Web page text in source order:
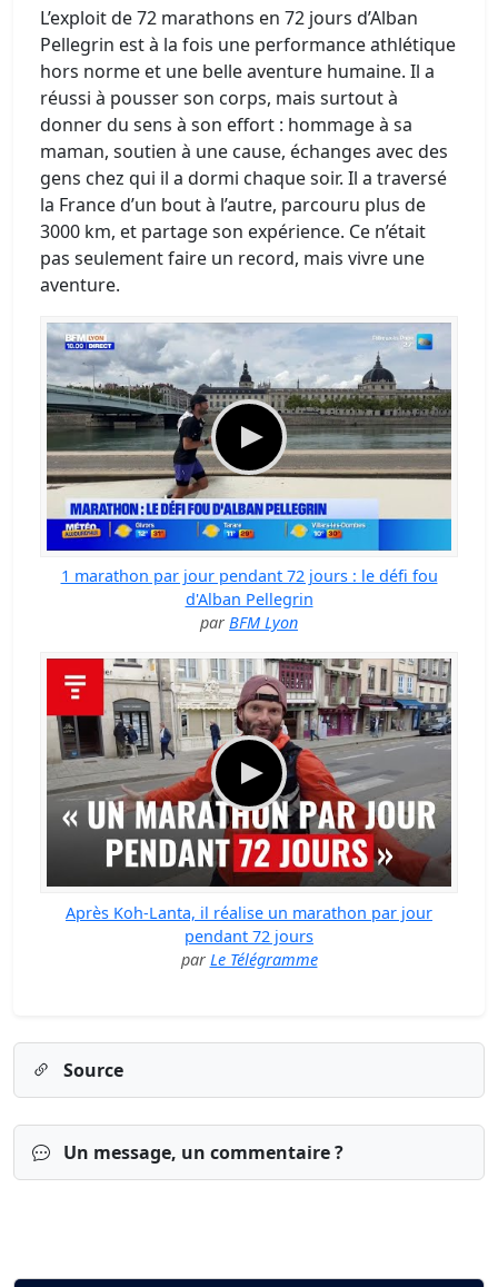
L’exploit de 72 marathons en 72 jours d’Alban
Pellegrin est à la fois une performance athlétique
hors norme et une belle aventure humaine. Il a
réussi à pousser son corps, mais surtout à
donner du sens à son effort : hommage à sa
maman, soutien à une cause, échanges avec des
gens chez qui il a dormi chaque soir. Il a traversé
la France d’un bout à l’autre, parcouru plus de
3000 km, et partage son expérience. Ce n’était
pas seulement faire un record, mais vivre une
aventure.
1 marathon par jour pendant 72 jours : le défi fou
d'Alban Pellegrin
par BFM Lyon
Après Koh-Lanta, il réalise un marathon par jour
pendant 72 jours
par Le Télégramme
Source
Un message, un commentaire ?